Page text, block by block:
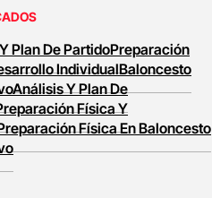
Física
De
De
En
Táctica
Plan De PartidoPreparación
IndividualBaloncesto
Análisis Y Plan De
Física Y
Física En Baloncesto